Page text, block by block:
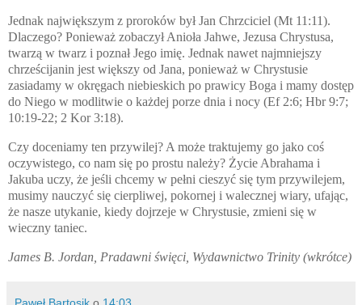
Jednak największym z proroków był Jan Chrzciciel (Mt 11:11).
Dlaczego? Ponieważ zobaczył Anioła Jahwe, Jezusa Chrystusa,
twarzą w twarz i poznał Jego imię. Jednak nawet najmniejszy
chrześcijanin jest większy od Jana, ponieważ w Chrystusie
zasiadamy w okręgach niebieskich po prawicy Boga i mamy dostęp
do Niego w modlitwie o każdej porze dnia i nocy (Ef 2:6; Hbr 9:7;
10:19-22; 2 Kor 3:18).
Czy doceniamy ten przywilej? A może traktujemy go jako coś
oczywistego, co nam się po prostu należy? Życie Abrahama i
Jakuba uczy, że jeśli chcemy w pełni cieszyć się tym przywilejem,
musimy nauczyć się cierpliwej, pokornej i walecznej wiary, ufając,
że nasze utykanie, kiedy dojrzeje w Chrystusie, zmieni się w
wieczny taniec.
James B. Jordan, Pradawni święci, Wydawnictwo Trinity (wkrótce)